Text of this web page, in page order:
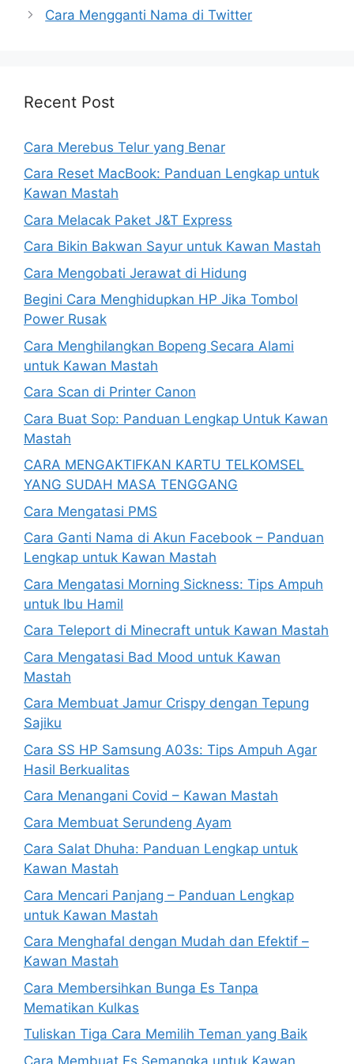
Cara Mengganti Nama di Twitter
Recent Post
Cara Merebus Telur yang Benar
Cara Reset MacBook: Panduan Lengkap untuk
Kawan Mastah
Cara Melacak Paket J&T Express
Cara Bikin Bakwan Sayur untuk Kawan Mastah
Cara Mengobati Jerawat di Hidung
Begini Cara Menghidupkan HP Jika Tombol
Power Rusak
Cara Menghilangkan Bopeng Secara Alami
untuk Kawan Mastah
Cara Scan di Printer Canon
Cara Buat Sop: Panduan Lengkap Untuk Kawan
Mastah
CARA MENGAKTIFKAN KARTU TELKOMSEL
YANG SUDAH MASA TENGGANG
Cara Mengatasi PMS
Cara Ganti Nama di Akun Facebook – Panduan
Lengkap untuk Kawan Mastah
Cara Mengatasi Morning Sickness: Tips Ampuh
untuk Ibu Hamil
Cara Teleport di Minecraft untuk Kawan Mastah
Cara Mengatasi Bad Mood untuk Kawan
Mastah
Cara Membuat Jamur Crispy dengan Tepung
Sajiku
Cara SS HP Samsung A03s: Tips Ampuh Agar
Hasil Berkualitas
Cara Menangani Covid – Kawan Mastah
Cara Membuat Serundeng Ayam
Cara Salat Dhuha: Panduan Lengkap untuk
Kawan Mastah
Cara Mencari Panjang – Panduan Lengkap
untuk Kawan Mastah
Cara Menghafal dengan Mudah dan Efektif –
Kawan Mastah
Cara Membersihkan Bunga Es Tanpa
Mematikan Kulkas
Tuliskan Tiga Cara Memilih Teman yang Baik
Cara Membuat Es Semangka untuk Kawan